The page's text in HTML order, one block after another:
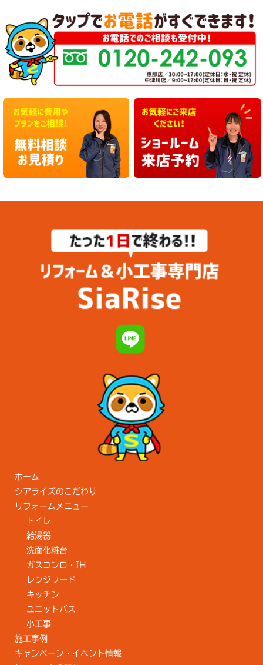
ホーム
シアライズのこだわり
リフォームメニュー
トイレ
給湯器
洗面化粧台
ガスコンロ・IH
レンジフード
キッチン
ユニットバス
小工事
施工事例
キャンペーン・イベント情報